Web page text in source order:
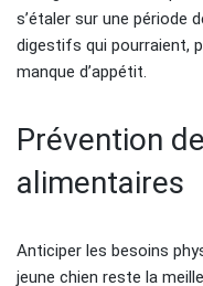
s’étaler sur une période
digestifs qui pourraient,
manque d’appétit.
Prévention
alimentaires
Anticiper les besoins
jeune chien reste la